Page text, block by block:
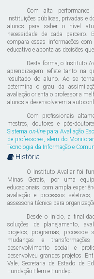
Com alta performance
instituições públicas, privadas e
alunos para saber o nível
necessidade de cada parceiro.
compara essas informações
educativo e aponta as decisões
Desta forma, o Instituto
aprendizagem reflete tanto na
resultado do aluno. Ao se
determina o grau da
avaliação orienta o professor a
alunos a desenvolverem a
Com profissionais
mestres, doutores e pós-
Sistema on-linepara Avaliação
de professores , além do
Tecnologia da Informação e
História
O Instituto Avaliar foi
Minas Gerais, por uma
educacionais, com ampla
avaliação e processos
assessoria técnica para
Desde o início, a
soluções de planejamento,
projetos, programas, processos
mudanças e
desenvolvimento social e
desenvolveu grandes projetos.
Vale, Secretaria de Estado de
Fundação Flem e Fundep.